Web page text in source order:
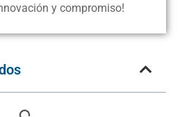
y compromiso!